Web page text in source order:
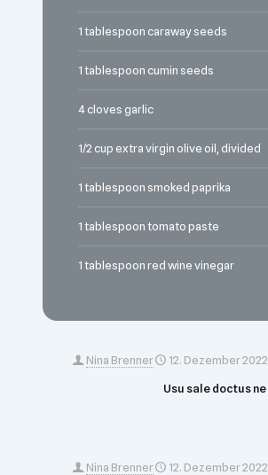
1 tablespoon caraway seeds
1 tablespoon cumin seeds
4 cloves garlic
1/2 cup extra virgin olive oil, divided
1 tablespoon smoked paprika
1 tablespoon tomato paste
1 tablespoon red wine vinegar
Nina Brenner 12. Dezember 2022
Usu sale doctus ne
Nina Brenner 12. Dezember 2022